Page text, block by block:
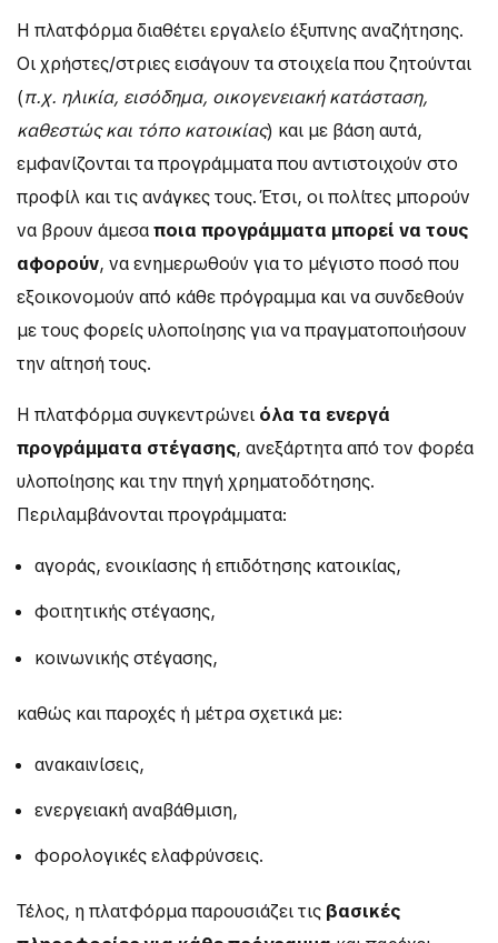
Η πλατφόρμα διαθέτει εργαλείο έξυπνης αναζήτησης.
Οι χρήστες/στριες εισάγουν τα στοιχεία που ζητούνται
(π.χ. ηλικία, εισόδημα, οικογενειακή κατάσταση,
καθεστώς και τόπο κατοικίας) και με βάση αυτά,
εμφανίζονται τα προγράμματα που αντιστοιχούν στο
προφίλ και τις ανάγκες τους. Έτσι, οι πολίτες μπορούν
να βρουν άμεσαποια προγράμματα μπορεί να τους
αφορούν, να ενημερωθούν για το μέγιστο ποσό που
εξοικονομούν από κάθε πρόγραμμα και να συνδεθούν
με τους φορείς υλοποίησης για να πραγματοποιήσουν
την αίτησή τους.
Η πλατφόρμα συγκεντρώνει όλα τα ενεργά
προγράμματα στέγασης, ανεξάρτητα από τον φορέα
υλοποίησης και την πηγή χρηματοδότησης.
Περιλαμβάνονται προγράμματα:
αγοράς, ενοικίασης ή επιδότησης κατοικίας,
φοιτητικής στέγασης,
κοινωνικής στέγασης,
καθώς και παροχές ή μέτρα σχετικά με:
ανακαινίσεις,
ενεργειακή αναβάθμιση,
φορολογικές ελαφρύνσεις.
Τέλος, η πλατφόρμα παρουσιάζει τις βασικές